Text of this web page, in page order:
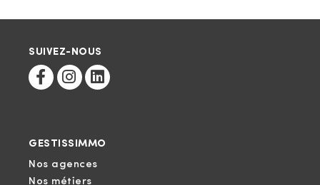
SUIVEZ-NOUS
GESTISSIMMO
Nos agences
Nos métiers